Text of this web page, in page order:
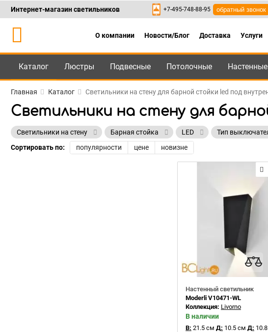
Каталог +7-495-748-88-95 ,8-800-550-
Интернет-магазин светильников +7-495-748-88-95 обратный звонок
О компании Новости/Блог Доставка Услуги
Каталог Люстры Подвесные Потолочные Настенные
Главная Каталог Светильники на стену для барной стойки led под
Светильники на стену для
Светильники на стену Барная стойка LED
Тип
Сортировать по:
популярности цене новизне
Настенный светильник
Moderli V10471-WL
Коллекция: Livorno
В наличии
В: 21.5 см Д: 10.5 см Д: